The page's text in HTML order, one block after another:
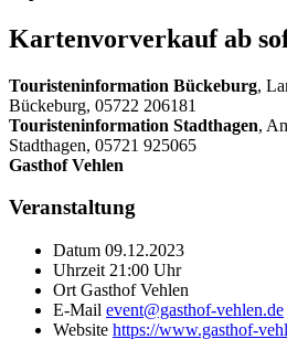
Kartenvorverkauf ab
Touristeninformation Bückeburg,
Bückeburg, 05722 206181
Touristeninformation Stadthagen,
Stadthagen, 05721 925065
Gasthof Vehlen
Veranstaltung
Datum 09.12.2023
Uhrzeit 21:00 Uhr
Ort Gasthof Vehlen
E-Mail event@gasthof-vehlen.de
Website https://www.gasthof-